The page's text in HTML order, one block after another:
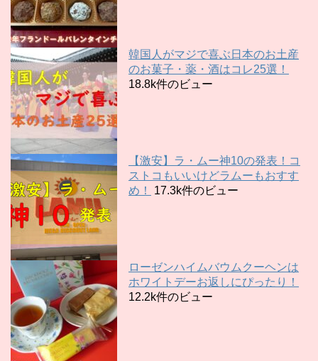
韓国人がマジで喜ぶ日本のお土産
のお菓子・薬・酒はコレ25選！
18.8k件のビュー
【激安】ラ・ムー神10の発表！コ
ストコもいいけどラムーもおすす
め！
17.3k件のビュー
ローゼンハイムバウムクーヘンは
ホワイトデーお返しにぴったり！
12.2k件のビュー